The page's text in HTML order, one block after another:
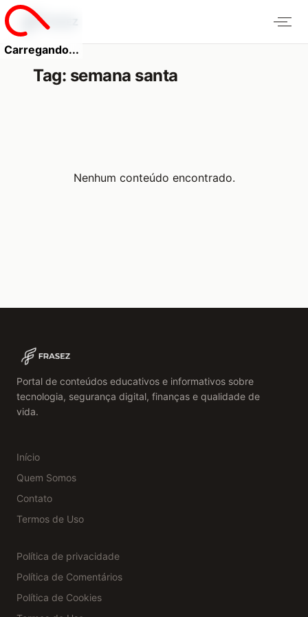
Carregando...
Tag: semana santa
Nenhum conteúdo encontrado.
Portal de conteúdos educativos e informativos sobre
tecnologia, segurança digital, finanças e qualidade de
vida.
Início
Quem Somos
Contato
Termos de Uso
Política de privacidade
Política de Comentários
Política de Cookies